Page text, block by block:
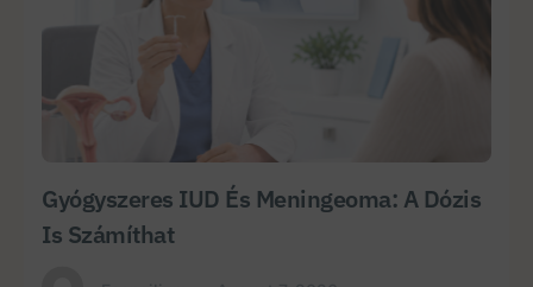
Gyógyszeres IUD És Meningeoma: A Dózis
Is Számíthat